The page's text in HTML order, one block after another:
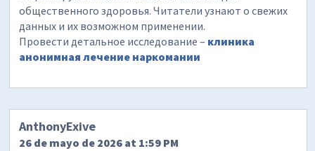
общественного здоровья. Читатели узнают о свежих
данных и их возможном применении.
Провести детальное исследование – клиника
анонимная лечение наркомании
AnthonyExive
26 de mayo de 2026 at 1:59 PM